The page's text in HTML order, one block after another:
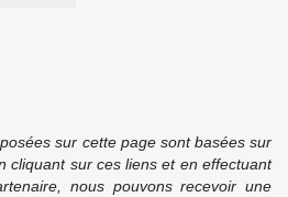
sur cette page sont basées sur
cliquant sur ces liens et en effectuant
nous pouvons recevoir une